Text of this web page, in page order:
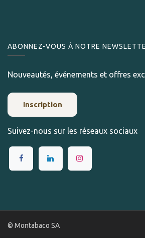
ABONNEZ-VOUS À NOTRE
Nouveautés, événements et offres
Inscription
Suivez-nous sur les réseaux sociaux
© Montabaco SA